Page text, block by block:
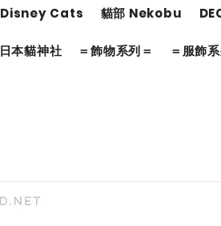
Disney Cats 貓部 Nekobu
日本貓神社 ＝飾物系列＝ ＝服飾